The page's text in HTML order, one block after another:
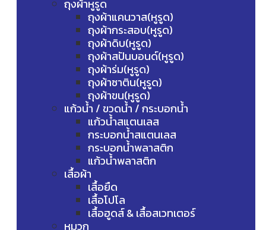
ถุงผ้าหูรูด
ถุงผ้าแคนวาส(หูรูด)
ถุงผ้ากระสอบ(หูรูด)
ถุงผ้าดิบ(หูรูด)
ถุงผ้าสปันบอนด์(หูรูด)
ถุงผ้าร่ม(หูรูด)
ถุงผ้าซาติน(หูรูด)
ถุงผ้าขน(หูรูด)
แก้วน้ำ / ขวดน้ำ / กระบอกน้ำ
แก้วน้ำสแตนเลส
กระบอกน้ำสแตนเลส
กระบอกน้ำพลาสติก
แก้วน้ำพลาสติก
เสื้อผ้า
เสื้อยืด
เสื้อโปโล
เสื้อฮูดส์ & เสื้อสเวทเตอร์
หมวก